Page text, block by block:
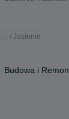
Jasienie
Budowa i